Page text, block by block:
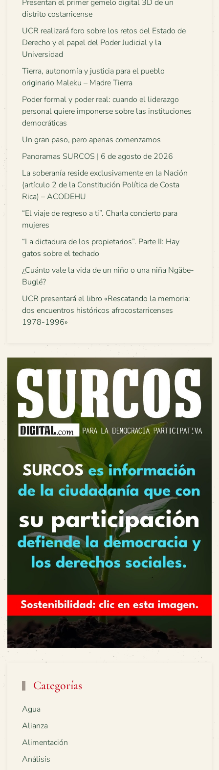
Presentan el primer gemelo digital 3D de un
distrito costarricense
UCR realizará foro sobre los retos del Estado de
Derecho y el papel del Poder Judicial y la
Universidad
Tierra, autonomía y justicia para el pueblo
originario Maleku – Madre Tierra
Poder formal y poder real: cuando el liderazgo
personal quiere imponerse sobre las instituciones
democráticas
Un gran paso, pero apenas comenzamos
Panoramas SURCOS | 6 de agosto de 2026
La soberanía reside exclusivamente en la Nación
(artículo 2 de la Constitución Política de Costa
Rica) – ACODEHU
“El viaje de regreso a ti”. Charla concierto para
mujeres
“La dictadura de los propietarios”. Parte II: Hay
gatos sobre el techado
¿Cuánto vale la vida de un niño o una niña Ngäbe-
Buglé?
UCR presentará el libro «Rescatando la memoria:
dos encuentros históricos afrocostarricenses
1978-1996»
Categorías
Agua
Alianza
Alimentación
Análisis